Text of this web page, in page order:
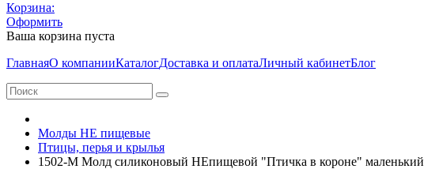
Корзина:
Оформить
Ваша корзина пуста
ГлавнаяО компанииКаталогДоставка и оплатаЛичный кабинетБлог
Молды НЕ пищевые
Птицы, перья и крылья
1502-М Молд силиконовый НЕпищевой "Птичка в короне" маленький